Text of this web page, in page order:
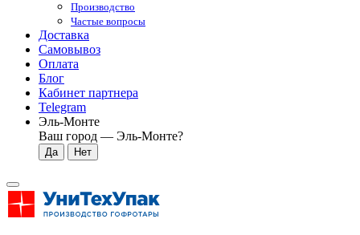
Производство
Частые вопросы
Доставка
Самовывоз
Оплата
Блог
Кабинет партнера
Telegram
Эль-Монте
Ваш город — Эль-Монте?